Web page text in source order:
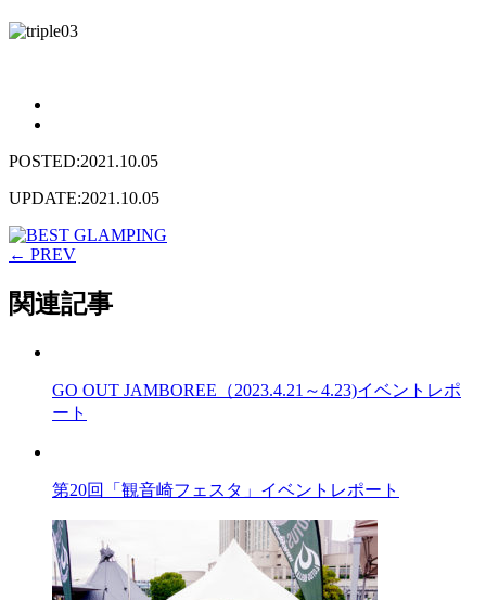
POSTED:2021.10.05
UPDATE:2021.10.05
← PREV
関連記事
GO OUT JAMBOREE（2023.4.21～4.23)イベントレポ
ート
第20回「観音崎フェスタ」イベントレポート